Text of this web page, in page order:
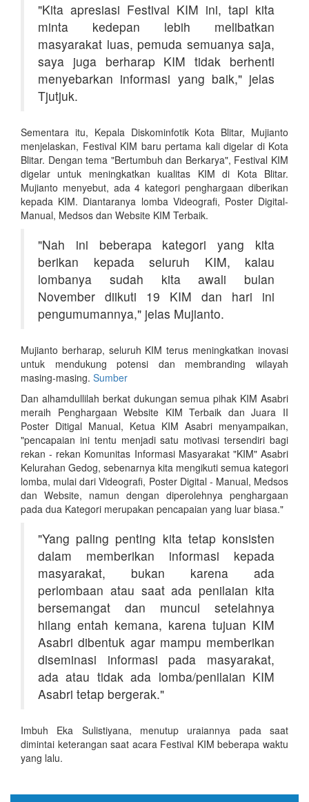
"Kita apresiasi Festival KIM ini, tapi kita
minta kedepan lebih melibatkan
masyarakat luas, pemuda semuanya saja,
saya juga berharap KIM tidak berhenti
menyebarkan informasi yang baik," jelas
Tjutjuk.
Sementara itu, Kepala Diskominfotik Kota Blitar, Mujianto
menjelaskan, Festival KIM baru pertama kali digelar di Kota
Blitar. Dengan tema "Bertumbuh dan Berkarya", Festival KIM
digelar untuk meningkatkan kualitas KIM di Kota Blitar.
Mujianto menyebut, ada 4 kategori penghargaan diberikan
kepada KIM. Diantaranya lomba Videografi, Poster Digital-
Manual, Medsos dan Website KIM Terbaik.
"Nah ini beberapa kategori yang kita
berikan kepada seluruh KIM, kalau
lombanya sudah kita awali bulan
November diikuti 19 KIM dan hari ini
pengumumannya," jelas Mujianto.
Mujianto berharap, seluruh KIM terus meningkatkan inovasi
untuk mendukung potensi dan membranding wilayah
masing-masing. Sumber
Dan alhamdullilah berkat dukungan semua pihak KIM Asabri
meraih Penghargaan Website KIM Terbaik dan Juara II
Poster Ditigal Manual, Ketua KIM Asabri menyampaikan,
"pencapaian ini tentu menjadi satu motivasi tersendiri bagi
rekan - rekan Komunitas Informasi Masyarakat "KIM" Asabri
Kelurahan Gedog, sebenarnya kita mengikuti semua kategori
lomba, mulai dari Videografi, Poster Digital - Manual, Medsos
dan Website, namun dengan diperolehnya penghargaan
pada dua Kategori merupakan pencapaian yang luar biasa."
"Yang paling penting kita tetap konsisten
dalam memberikan informasi kepada
masyarakat, bukan karena ada
perlombaan atau saat ada penilaian kita
bersemangat dan muncul setelahnya
hilang entah kemana, karena tujuan KIM
Asabri dibentuk agar mampu memberikan
diseminasi informasi pada masyarakat,
ada atau tidak ada lomba/penilaian KIM
Asabri tetap bergerak."
Imbuh Eka Sulistiyana, menutup uraiannya pada saat
dimintai keterangan saat acara Festival KIM beberapa waktu
yang lalu.